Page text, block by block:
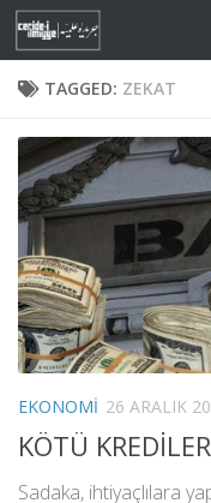
Skip to content
TAGGED: ZEKAT
EKONOMI 26 ARALIK
KÖTÜ
Sadaka, ihtiyaçlılara